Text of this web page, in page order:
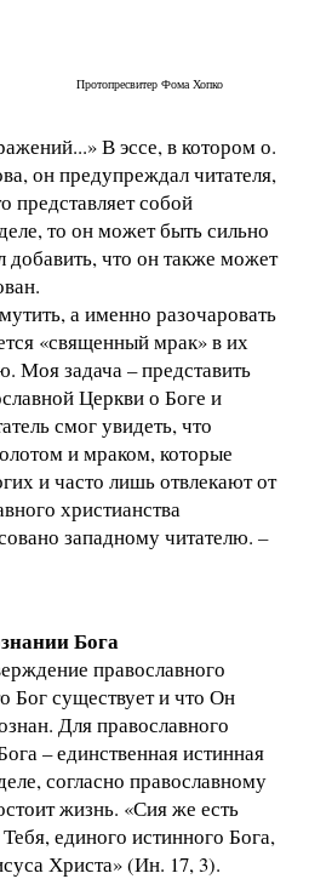
Протопресвитер Фома Хопко
В эссе, в котором о.
он предупреждал читателя,
представляет собой
то он может быть сильно
что он также может
а именно разочаровать
«священный мрак» в их
Моя задача – представить
Церкви о Боге и
смог увидеть, что
и мраком, которые
и часто лишь отвлекают от
христианства
западному читателю. –
Бога
православного
Бог существует и что Он
Для православного
– единственная истинная
согласно православному
жизнь. «Сия же есть
единого истинного Бога,
Христа» (Ин. 17, 3).